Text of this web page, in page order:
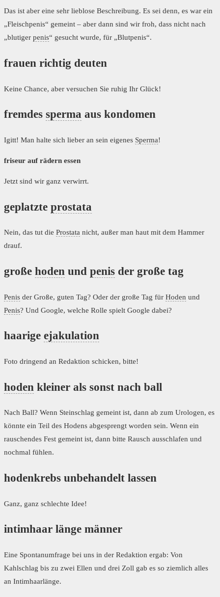
Das ist aber eine sehr lieblose Beschreibung. Es sei denn, es war ein
„Fleischpenis“ gemeint – aber dann sind wir froh, dass nicht nach
„blutiger penis“ gesucht wurde, für „Blutpenis“.
frauen richtig deuten
Keine Chance, aber versuchen Sie ruhig Ihr Glück!
fremdes sperma aus kondomen
Igitt! Man halte sich lieber an sein eigenes Sperma!
friseur auf rädern essen
Jetzt sind wir ganz verwirrt.
geplatzte prostata
Nein, das tut die Prostata nicht, außer man haut mit dem Hammer
drauf.
große hoden und penis der große tag
Penis der Große, guten Tag? Oder der große Tag für Hoden und
Penis? Und Google, welche Rolle spielt Google dabei?
haarige ejakulation
Foto dringend an Redaktion schicken, bitte!
hoden kleiner als sonst nach ball
Nach Ball? Wenn Steinschlag gemeint ist, dann ab zum Urologen, es
könnte ein Teil des Hodens abgesprengt worden sein. Wenn ein
rauschendes Fest gemeint ist, dann bitte Rausch ausschlafen und
nochmal fühlen.
hodenkrebs unbehandelt lassen
Ganz, ganz schlechte Idee!
intimhaar länge männer
Eine Spontanumfrage bei uns in der Redaktion ergab: Von
Kahlschlag bis zu zwei Ellen und drei Zoll gab es so ziemlich alles
an Intimhaarlänge.